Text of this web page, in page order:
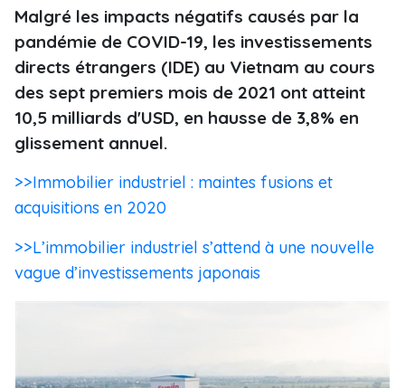
Malgré les impacts négatifs causés par la
pandémie de COVID-19, les investissements
directs étrangers (IDE) au Vietnam au cours
des sept premiers mois de 2021 ont atteint
10,5 milliards d'USD, en hausse de 3,8% en
glissement annuel.
>>Immobilier industriel : maintes fusions et
acquisitions en 2020
>>L’immobilier industriel s’attend à une nouvelle
vague d’investissements japonais